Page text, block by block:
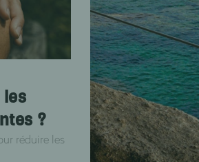
les
?
réduire les